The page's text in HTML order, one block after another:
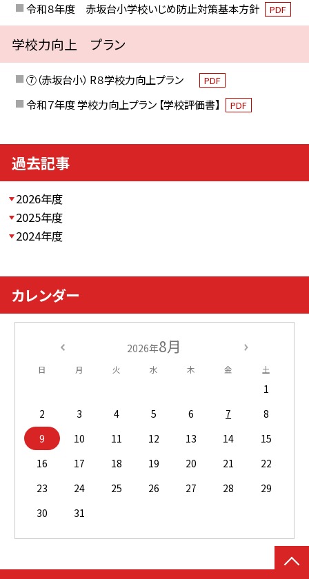
令和８年度 赤坂台小学校いじめ防止対策基本方針 PDF
学校力向上 プラン
⑦（赤坂台小） R８学校力向上プラン PDF
令和７年度 学校力向上プラン 【学校評価書】 PDF
過去記事
2026年度
2025年度
2024年度
カレンダー
2026年8月
日 月 火 水 木 金 土
1
2
3 4 5 6 7
8
9
10 11 12 13 14
15
16
17 18 19 20 21
22
23
24 25 26 27 28
29
30
31